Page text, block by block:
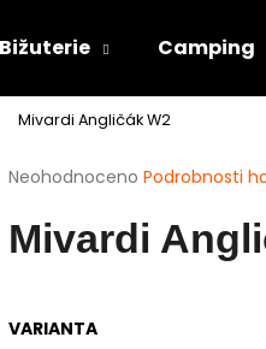
Bižuterie Camping
Mivardi Angličák W2
Průměrné
produktu
je
hvězdiček.
Neohodnoceno Podrobnosti
Mivardi
VARIANTA
HLEDAT